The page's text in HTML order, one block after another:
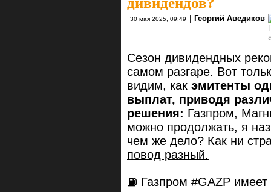
30 мая 2025, 09:49 Георгий Аведиков
Сезон дивидендных
самом разгаре. Вот
видим, как эмитенты
выплат, приводя
решения: Газпром,
можно продолжать, я
чем же дело? Как ни
повод разный.
⛽️ Газпром #GAZP